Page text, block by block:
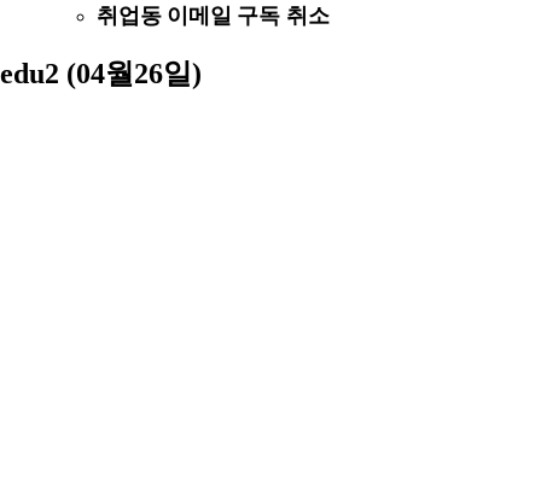
취업동 이메일 구독 취소
edu2 (04월26일)